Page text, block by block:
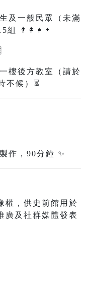
及一般民眾（未滿
組 👨‍👩‍👧‍👦
樓後方教室（請於
不候）⏳
作，90分鐘 ✨
權，供史前館用於
廣及社群媒體發表